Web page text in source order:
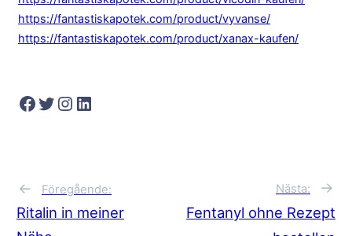
https://fantastiskapotek.com/product/vyvanse/
https://fantastiskapotek.com/product/xanax-kaufen/
Facebook Twitter Instagram LinkedIn
← Föregående:
Ritalin in meiner
Nästa:
Fentanyl ohne Rezept
→